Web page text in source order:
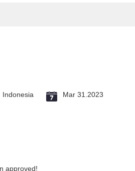
Indonesia Mar 31.2023
approved!